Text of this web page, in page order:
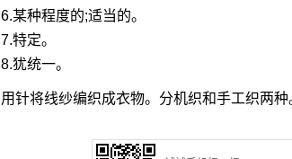
6.某种程度的;适当的。
7.特定。
8.犹统一。
用针将线纱编织成衣物。分机织和手工织两种